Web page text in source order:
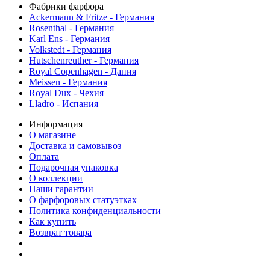
Фабрики фарфора
Ackermann & Fritze - Германия
Rosenthal - Германия
Karl Ens - Германия
Volkstedt - Германия
Hutschenreuther - Германия
Royal Copenhagen - Дания
Meissen - Германия
Royal Dux - Чехия
Lladro - Испания
Информация
О магазине
Доставка и самовывоз
Оплата
Подарочная упаковка
О коллекции
Наши гарантии
О фарфоровых статуэтках
Политика конфиденциальности
Как купить
Возврат товара